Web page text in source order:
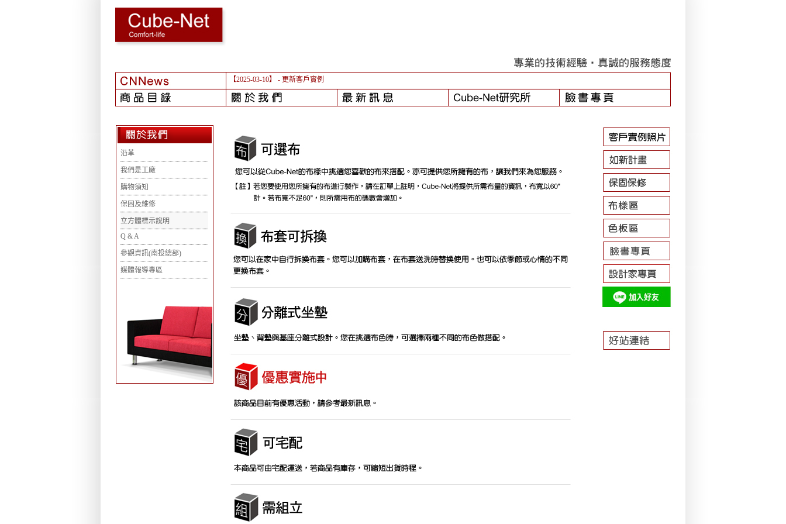
【2025-03-10】 - 更新客戶實例
沿革
我們是工廠
購物須知
保固及維修
立方體標示說明
Q & A
參觀資訊(南投總部)
媒體報導專區